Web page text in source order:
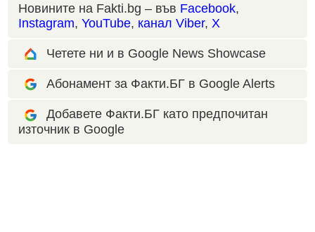
Новините на Fakti.bg – във Facebook,
Instagram, YouTube, канал Viber, X
Четете ни и в Google News Showcase
Абонамент за Факти.БГ в Google Alerts
Добавете Факти.БГ като предпочитан
източник в Google